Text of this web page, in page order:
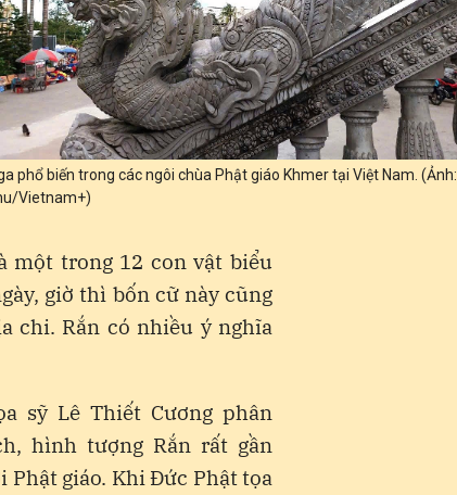
phổ biến trong các ngôi chùa Phật giáo Khmer tại Việt Nam. (Ảnh:
Vietnam+)
một trong 12 con vật biểu
giờ thì bốn cữ này cũng
chi. Rắn có nhiều ý nghĩa
sỹ Lê Thiết Cương phân
hình tượng Rắn rất gần
Phật giáo. Khi Đức Phật tọa